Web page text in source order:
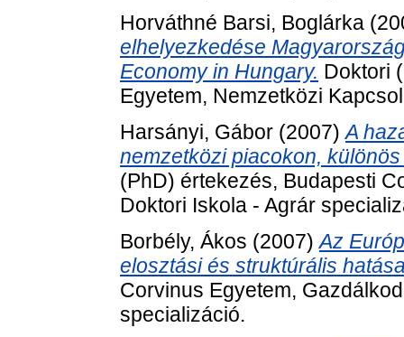
Horváthné Barsi, Boglárka
elhelyezkedése
Economy in Hungary. Doktori
Egyetem, Nemzetközi
Harsányi, Gábor (2007)A
nemzetközi piacokon,
(PhD) értekezés, Budapesti
Doktori Iskola - Agrár
Borbély, Ákos (2007)Az
elosztási és struktúrális
Corvinus Egyetem,
specializáció.